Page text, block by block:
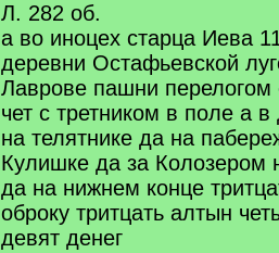
Л. 282 об.
а во иноцех старца Иева
деревни Остафьевской
Лаврове пашни перелогом
чет с третником в поле а
на телятнике да на
Кулишке да за Колозером
да на нижнем конце
оброку тритцать алтын
девят денег